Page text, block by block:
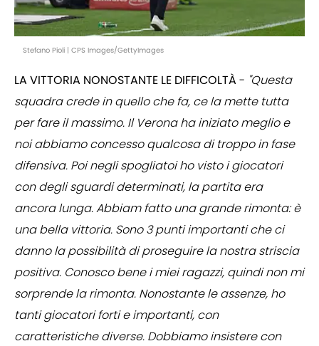
Stefano Pioli | CPS Images/GettyImages
LA VITTORIA NONOSTANTE LE DIFFICOLTÀ - "Questa
squadra crede in quello che fa, ce la mette tutta
per fare il massimo. Il Verona ha iniziato meglio e
noi abbiamo concesso qualcosa di troppo in fase
difensiva. Poi negli spogliatoi ho visto i giocatori
con degli sguardi determinati, la partita era
ancora lunga. Abbiam fatto una grande rimonta: è
una bella vittoria. Sono 3 punti importanti che ci
danno la possibilità di proseguire la nostra striscia
positiva. Conosco bene i miei ragazzi, quindi non mi
sorprende la rimonta. Nonostante le assenze, ho
tanti giocatori forti e importanti, con
caratteristiche diverse. Dobbiamo insistere con